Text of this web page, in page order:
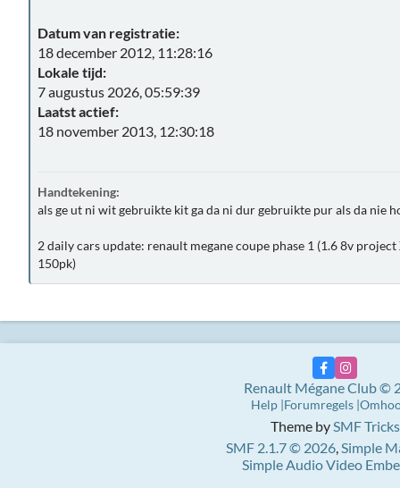
Datum van registratie:
18 december 2012, 11:28:16
Lokale tijd:
7 augustus 2026, 05:59:39
Laatst actief:
18 november 2013, 12:30:18
Handtekening:
als ge ut ni wit gebruikte kit ga da ni dur gebruikte pur als da nie
2 daily cars update: renault megane coupe phase 1 (1.6 8v
150pk)
Theme bySMF Tricks
SMF 2.1.7 © 2026,Simple
Simple Audio Video
Renault Mégane Club ©
Help Forumregels